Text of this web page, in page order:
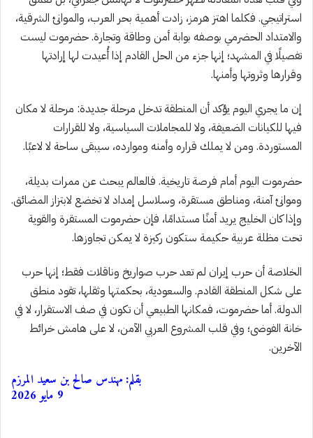
استراتيجي. فكلما اهتز هرمز، زادت أهمية بحر العرب، والموانئ الشرقية،
والامتداد الحضرمي بوصفه بوابة أمن وطاقة وتجارة. حضرموت ليست
تفصيلًا في المشهد؛ إنها جزء من الحل القادم إذا أُعيدت لها إرادتها
وقرارها وثروتها وأمنها.
إن ما يجري اليوم يؤكد أن المنطقة تدخل مرحلة جديدة: مرحلة لا مكان
فيها للكيانات الضعيفة، ولا للمجاملات السياسية، ولا للقرارات
المستوردة. ومن لا يملك قراره وأمنه وموارده، سيبقى ساحة لا لاعبًا.
حضرموت اليوم أمام فرصة تاريخية. فالعالم يبحث عن ممرات بديلة،
وموانئ آمنة، ومناطق مستقرة، وسلاسل إمداد لا تخضع لابتزاز المضائق.
وإذا كان الخليج يريد أمنًا مستدامًا، فإن حضرموت المستقرة والقوية
تحت مظلة عربية حكيمة ستكون ركيزة لا يمكن تجاوزها.
الخلاصة أن حرب إيران لم تعد حرب صواريخ وناقلات فقط؛ إنها حرب
على شكل المنطقة القادم. والسعودية، بحكمتها وثقلها، تقود منطق
الدولة. أما حضرموت، فمكانها الطبيعي أن تكون في صف الاستقرار، لا في
خانة الفوضى؛ وفي قلب المشروع العربي الآمن، لا على هامش خرائط
الآخرين.
بقلم: مهندس صالح بن سعيد المرزم
9 مايو 2026